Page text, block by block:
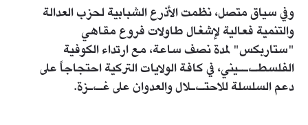
وفي سياق متصل، نظمت الأذرع الشبابية لحزب العدالة
والتنمية فعالية لإشغال طاولات فروع مقاهي
"ستاربكس" لمدة نصف ساعة، مع ارتداء الكوفية
الفلسطـ،ــيني، في كافة الولايات التركية احتجاجاً على
دعم السلسلة للاحتـ،ـلال والعدوان على غـ،ـزة.